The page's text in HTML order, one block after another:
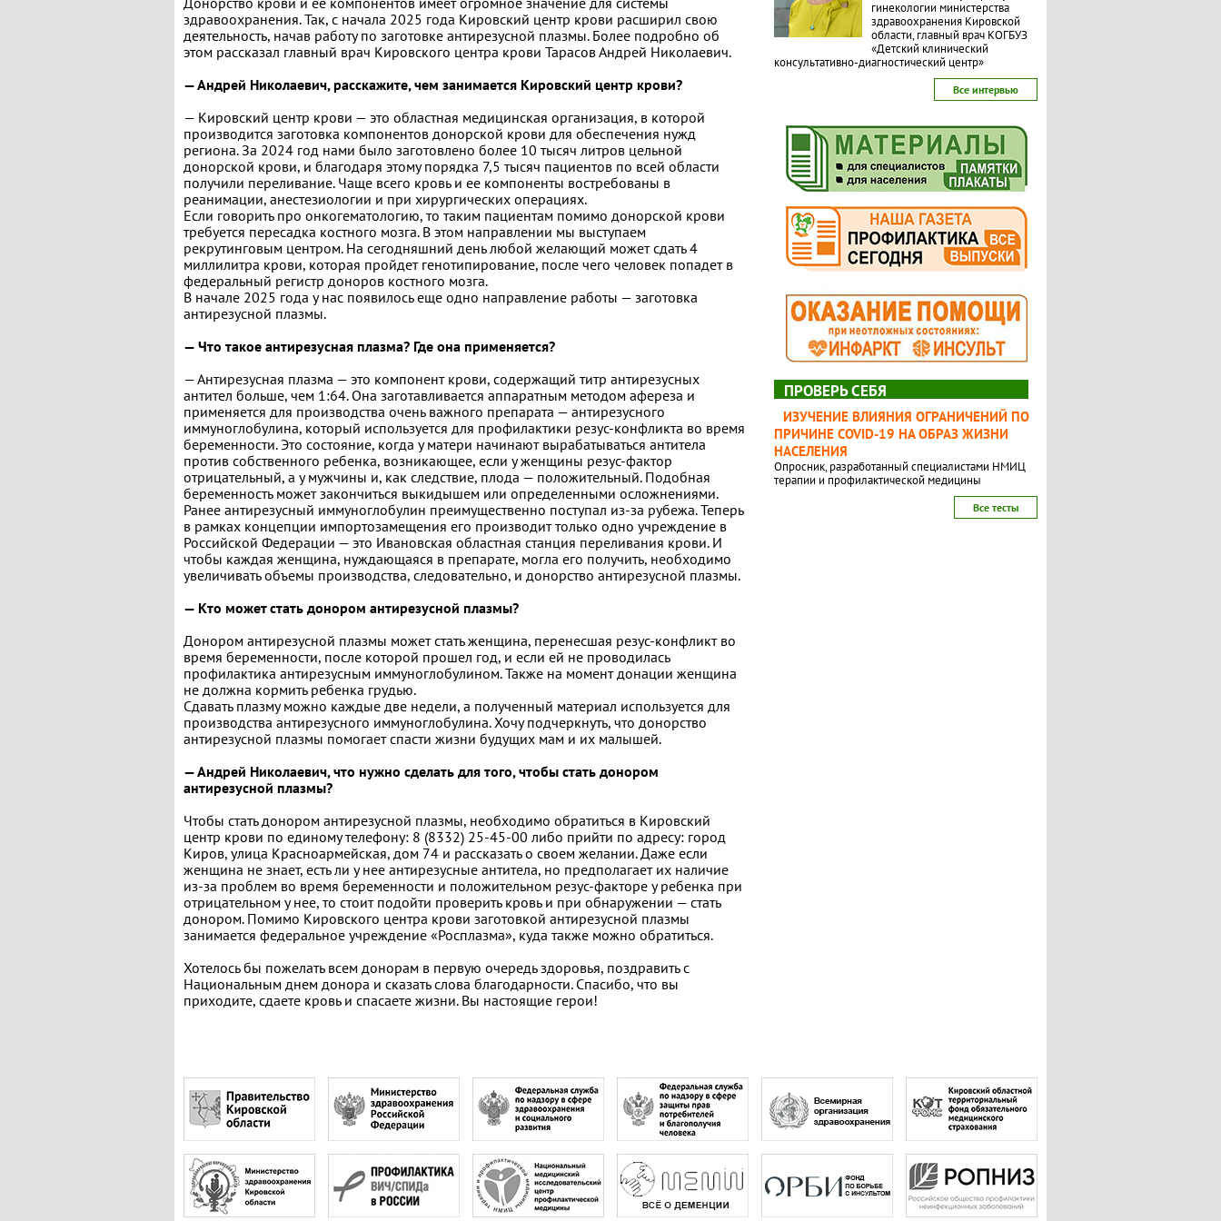
здравоохранения. Так, с начала 2025 года Кировский центр крови расширил свою
деятельность, начав работу по заготовке антирезусной плазмы. Более подробно об
этом рассказал главный врач Кировского центра крови Тарасов Андрей Николаевич.
— Андрей Николаевич, расскажите, чем занимается Кировский центр крови?
— Кировский центр крови — это областная медицинская организация, в которой
производится заготовка компонентов донорской крови для обеспечения нужд
региона. За 2024 год нами было заготовлено более 10 тысяч литров цельной
донорской крови, и благодаря этому порядка 7,5 тысяч пациентов по всей области
получили переливание. Чаще всего кровь и ее компоненты востребованы в
реанимации, анестезиологии и при хирургических операциях.
Если говорить про онкогематологию, то таким пациентам помимо донорской крови
требуется пересадка костного мозга. В этом направлении мы выступаем
рекрутинговым центром. На сегодняшний день любой желающий может сдать 4
миллилитра крови, которая пройдет генотипирование, после чего человек попадет в
федеральный регистр доноров костного мозга.
В начале 2025 года у нас появилось еще одно направление работы — заготовка
антирезусной плазмы.
— Что такое антирезусная плазма? Где она применяется?
— Антирезусная плазма — это компонент крови, содержащий титр антирезусных
антител больше, чем 1:64. Она заготавливается аппаратным методом афереза и
применяется для производства очень важного препарата — антирезусного
иммуноглобулина, который используется для профилактики резус-конфликта во время
беременности. Это состояние, когда у матери начинают вырабатываться антитела
против собственного ребенка, возникающее, если у женщины резус-фактор
отрицательный, а у мужчины и, как следствие, плода — положительный. Подобная
беременность может закончиться выкидышем или определенными осложнениями.
Ранее антирезусный иммуноглобулин преимущественно поступал из-за рубежа. Теперь
в рамках концепции импортозамещения его производит только одно учреждение в
Российской Федерации — это Ивановская областная станция переливания крови. И
чтобы каждая женщина, нуждающаяся в препарате, могла его получить, необходимо
увеличивать объемы производства, следовательно, и донорство антирезусной плазмы.
— Кто может стать донором антирезусной плазмы?
Донором антирезусной плазмы может стать женщина, перенесшая резус-конфликт во
время беременности, после которой прошел год, и если ей не проводилась
профилактика антирезусным иммуноглобулином. Также на момент донации женщина
не должна кормить ребенка грудью.
Сдавать плазму можно каждые две недели, а полученный материал используется для
производства антирезусного иммуноглобулина. Хочу подчеркнуть, что донорство
антирезусной плазмы помогает спасти жизни будущих мам и их малышей.
— Андрей Николаевич, что нужно сделать для того, чтобы стать донором
антирезусной плазмы?
Чтобы стать донором антирезусной плазмы, необходимо обратиться в Кировский
центр крови по единому телефону: 8 (8332) 25-45-00 либо прийти по адресу: город
Киров, улица Красноармейская, дом 74 и рассказать о своем желании. Даже если
женщина не знает, есть ли у нее антирезусные антитела, но предполагает их наличие
из-за проблем во время беременности и положительном резус-факторе у ребенка при
отрицательном у нее, то стоит подойти проверить кровь и при обнаружении — стать
донором. Помимо Кировского центра крови заготовкой антирезусной плазмы
занимается федеральное учреждение «Росплазма», куда также можно обратиться.
Хотелось бы пожелать всем донорам в первую очередь здоровья, поздравить с
Национальным днем донора и сказать слова благодарности. Спасибо, что вы
приходите, сдаете кровь и спасаете жизни. Вы настоящие герои!
гинекологии министерства
здравоохранения Кировской
области, главный врач КОГБУЗ
«Детский клинический
консультативно-диагностический центр»
Все интервью
ПРОВЕРЬ СЕБЯ
ИЗУЧЕНИЕ ВЛИЯНИЯ ОГРАНИЧЕНИЙ ПО
ПРИЧИНЕ COVID-19 НА ОБРАЗ ЖИЗНИ
НАСЕЛЕНИЯ
Опросник, разработанный специалистами НМИЦ
терапии и профилактической медицины
Все тесты